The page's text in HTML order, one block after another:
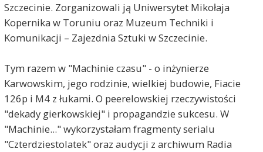
Szczecinie. Zorganizowali ją Uniwersytet Mikołaja
Kopernika w Toruniu oraz Muzeum Techniki i
Komunikacji – Zajezdnia Sztuki w Szczecinie.
Tym razem w "Machinie czasu" - o inżynierze
Karwowskim, jego rodzinie, wielkiej budowie, Fiacie
126p i M4 z łukami. O peerelowskiej rzeczywistości
"dekady gierkowskiej" i propagandzie sukcesu. W
"Machinie..." wykorzystałam fragmenty serialu
"Czterdziestolatek" oraz audycji z archiwum Radia